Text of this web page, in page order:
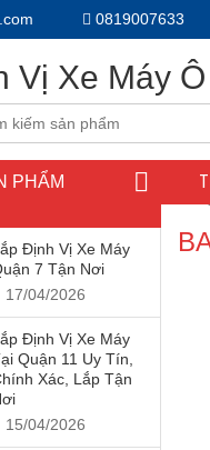
0819007633
PHẨM
Định Vị Xe Máy
7 Tận Nơi
17/04/2026
Định Vị Xe Máy
Quận 11 Uy Tín,
Xác, Lắp Tận
15/04/2026